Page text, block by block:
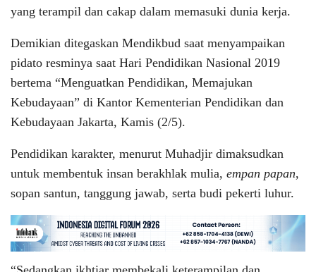
yang terampil dan cakap dalam memasuki dunia kerja.
Demikian ditegaskan Mendikbud saat menyampaikan
pidato resminya saat Hari Pendidikan Nasional 2019
bertema “Menguatkan Pendidikan, Memajukan
Kebudayaan” di Kantor Kementerian Pendidikan dan
Kebudayaan Jakarta, Kamis (2/5).
Pendidikan karakter, menurut Muhadjir dimaksudkan
untuk membentuk insan berakhlak mulia, empan papan,
sopan santun, tanggung jawab, serta budi pekerti luhur.